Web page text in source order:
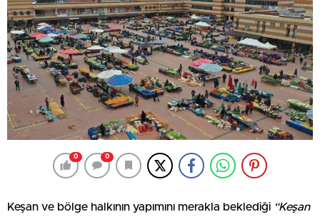
siteleri
ofis
taşıma
parça
eşya
taşıma
evden
eve
nakliyat
nakliyat
0 0
Keşan ve bölge halkının yapımını merakla beklediği “Keşan